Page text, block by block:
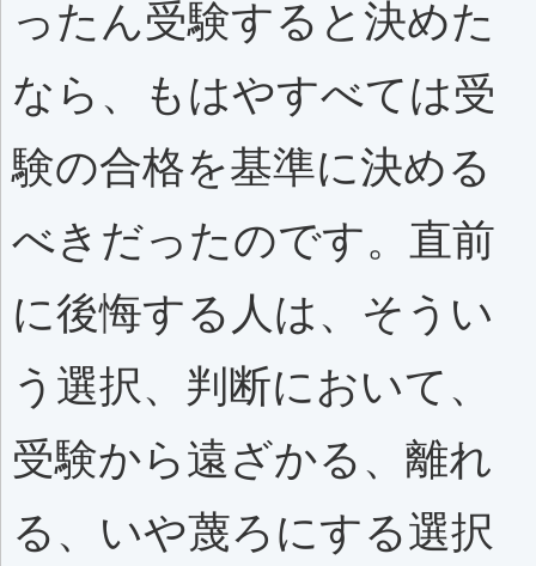
ったん受験すると決めた
なら、もはやすべては受
験の合格を基準に決める
べきだったのです。直前
に後悔する人は、そうい
う選択、判断において、
受験から遠ざかる、離れ
る、いや蔑ろにする選択